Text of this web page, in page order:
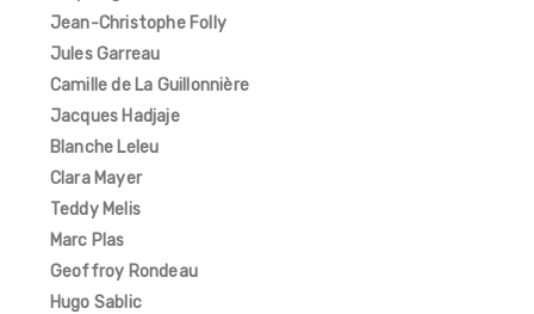
Jean-Christophe Folly
Jules Garreau
Camille de La Guillonnière
Jacques Hadjaje
Blanche Leleu
Clara Mayer
Teddy Melis
Marc Plas
Geoffroy Rondeau
Hugo Sablic